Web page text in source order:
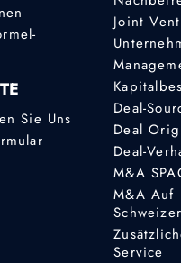
Sie Uns
Joint
Deal-
Deal
Deal-
M&A
M&A Auf
Service